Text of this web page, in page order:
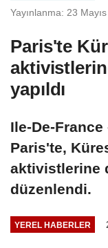
Yayınlanma: 23
Paris'te
yapıldı
Ile-De-
Paris'te,
aktivistlerine
düzenlendi.
YEREL HABERLER